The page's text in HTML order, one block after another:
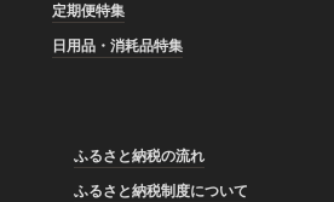
定期便特集
日用品・消耗品特集
ふるさと納税の流れ
ふるさと納税制度について